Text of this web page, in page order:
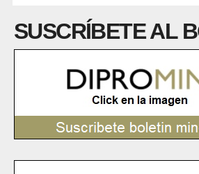
SUSCRÍBETE AL